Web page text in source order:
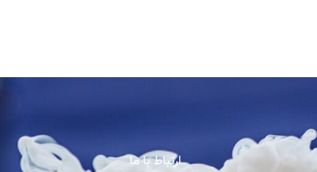
ارتباط با ما